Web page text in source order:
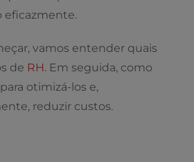
eficazmente.
vamos entender quais
de RH. Em seguida, como
otimizá-los e,
reduzir custos.